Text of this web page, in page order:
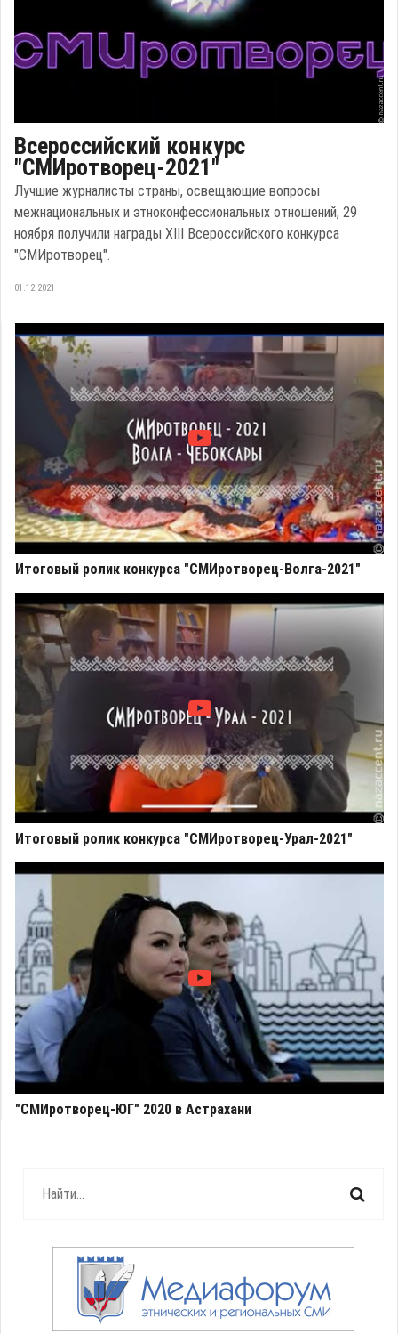
Всероссийский конкурс
"СМИротворец-2021"
Лучшие журналисты страны, освещающие вопросы
межнациональных и этноконфессиональных отношений, 29
ноября получили награды XIII Всероссийского конкурса
"СМИротворец".
01.12.2021
Итоговый ролик конкурса "СМИротворец-Волга-2021"
Итоговый ролик конкурса "СМИротворец-Урал-2021"
"СМИротворец-ЮГ" 2020 в Астрахани